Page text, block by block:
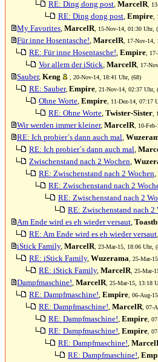
RE: Ding dong post, MarcelR ,
RE: Ding dong post, Empire
My Favorites, MarcelR , 15-Nov-14, 01:30 Uhr,
Für inne Hosentasche!, MarcelR , 17-Nov-
RE: Für inne Hosentasche!, Empire ,
Vor allem der iStick, MarcelR , 17-
Sauber, Keng , 20-Nov-14, 18:41 Uhr, (68)
RE: Sauber, Empire , 21-Nov-14, 02:37 Uhr,
Ohne Worte, Empire , 11-Dez-14, 07:17
RE: Ohne Worte, Twister-Sister
Wir werden immer kleiner, MarcelR , 10-
RE: Ich probier´s dann auch mal,
RE: Ich probier´s dann auch mal,
Zwischenstand nach 2 Wochen,
RE: Zwischenstand nach 2 Wochen,
RE: Zwischenstand nach 2
RE: Zwischenstand nach 2
RE: Zwischenstand nach 2
Am Ende wird es eh wieder versaut,
RE: Am Ende wird es eh wieder versaut,
iStick Family, MarcelR , 23-Mar-15, 18:06 Uhr,
RE: iStick Family, Wuzerama , 25-Mar-
RE: iStick Family, MarcelR , 25-Mar-
Dampfmaschine!, MarcelR , 25-Mar-15, 13:18
RE: Dampfmaschine!, Empire , 06-Aug-
RE: Dampfmaschine!, MarcelR , 07-
RE: Dampfmaschine!, Empire ,
RE: Dampfmaschine!, Empire ,
RE: Dampfmaschine!,
RE: Dampfmaschine!,